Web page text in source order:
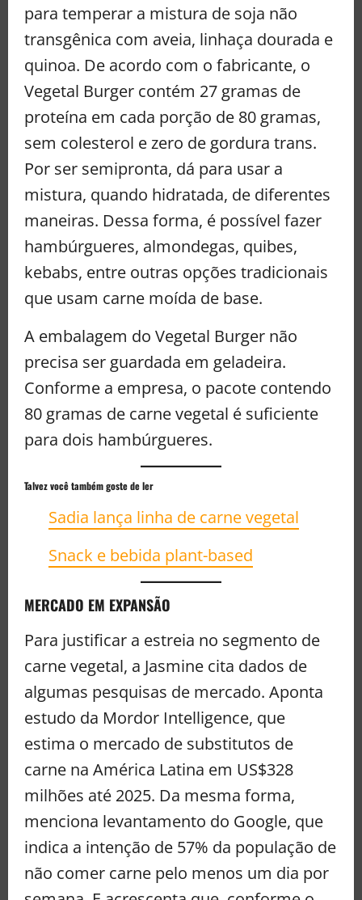
para temperar a mistura de soja não
transgênica com aveia, linhaça dourada e
quinoa. De acordo com o fabricante, o
Vegetal Burger contém 27 gramas de
proteína em cada porção de 80 gramas,
sem colesterol e zero de gordura trans.
Por ser semipronta, dá para usar a
mistura, quando hidratada, de diferentes
maneiras. Dessa forma, é possível fazer
hambúrgueres, almondegas, quibes,
kebabs, entre outras opções tradicionais
que usam carne moída de base.
A embalagem do Vegetal Burger não
precisa ser guardada em geladeira.
Conforme a empresa, o pacote contendo
80 gramas de carne vegetal é suficiente
para dois hambúrgueres.
Talvez você também goste de ler
Sadia lança linha de carne vegetal
Snack e bebida plant-based
MERCADO EM EXPANSÃO
Para justificar a estreia no segmento de
carne vegetal, a Jasmine cita dados de
algumas pesquisas de mercado. Aponta
estudo da Mordor Intelligence, que
estima o mercado de substitutos de
carne na América Latina em US$328
milhões até 2025. Da mesma forma,
menciona levantamento do Google, que
indica a intenção de 57% da população de
não comer carne pelo menos um dia por